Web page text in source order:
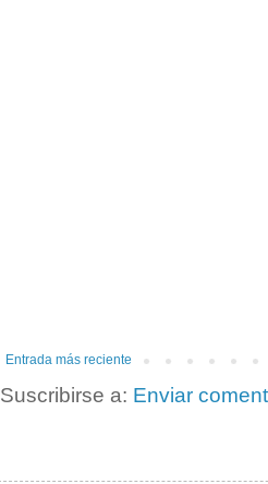
Entrada más reciente
Suscribirse a: Enviar